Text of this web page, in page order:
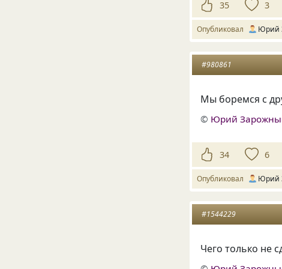
35 3
Опубликовал Юрий
#980861
Мы боремся с
© Юрий
34 6
Опубликовал Юрий
#1544229
Чего только не